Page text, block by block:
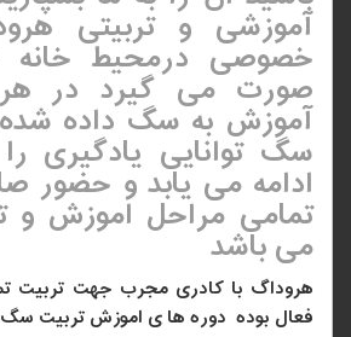
آموزشی و تربیتی
خصوصی درمحیط
صورت می گیرد در
آموزش به سگ داده شده
سگ توانایی یادگیری
ادامه می یابد و
تمامی مراحل اموزش و
می باشد
هروداگ با کادری مجرب جهت تربیت
فعال بوده دوره ها ی اموزش تربیت